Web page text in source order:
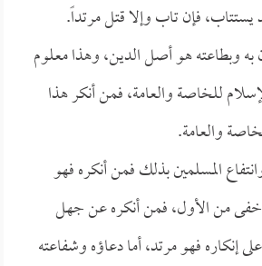
يستتاب، فإن تاب وإلا قتل مرتداً.
به وبطاعته هو أصل الدين، وهذا معلوم
للخاصة والعامة، فمن أنكر هذا
والعامة.
المسلمين بذلك فمن أنكره فهو
من الأول، فمن أنكره عن جهل
فهو مرتد، أما دعاؤه وشفاعته